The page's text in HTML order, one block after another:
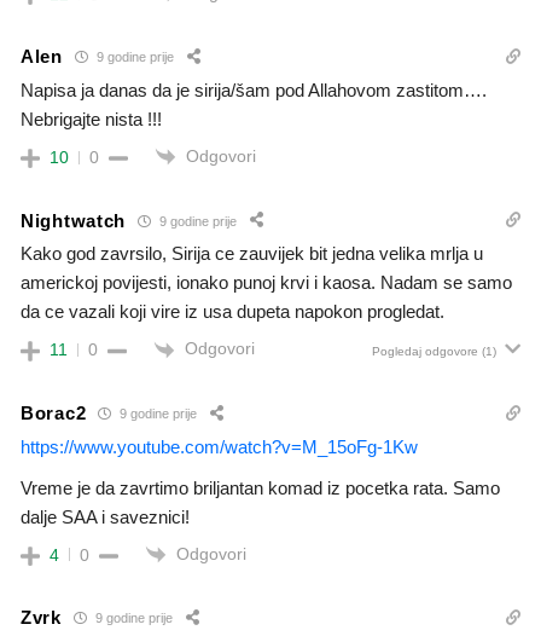
Alen 9 godine prije
Napisa ja danas da je sirija/šam pod Allahovom zastitom….
Nebrigajte nista !!!
10 0 Odgovori
Nightwatch 9 godine prije
Kako god zavrsilo, Sirija ce zauvijek bit jedna velika mrlja u
americkoj povijesti, ionako punoj krvi i kaosa. Nadam se samo
da ce vazali koji vire iz usa dupeta napokon progledat.
11 0 Odgovori Pogledaj odgovore (1)
Borac2 9 godine prije
https://www.youtube.com/watch?v=M_15oFg-1Kw
Vreme je da zavrtimo briljantan komad iz pocetka rata. Samo
dalje SAA i saveznici!
4 0 Odgovori
Zvrk 9 godine prije